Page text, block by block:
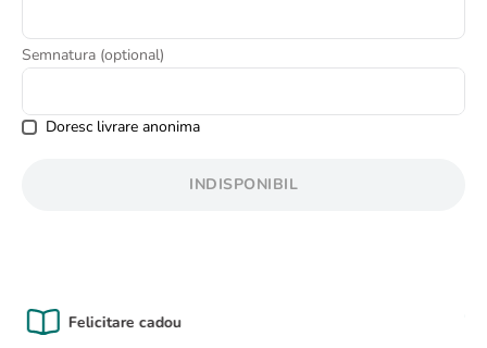
Semnatura (optional)
Doresc livrare anonima
INDISPONIBIL
10